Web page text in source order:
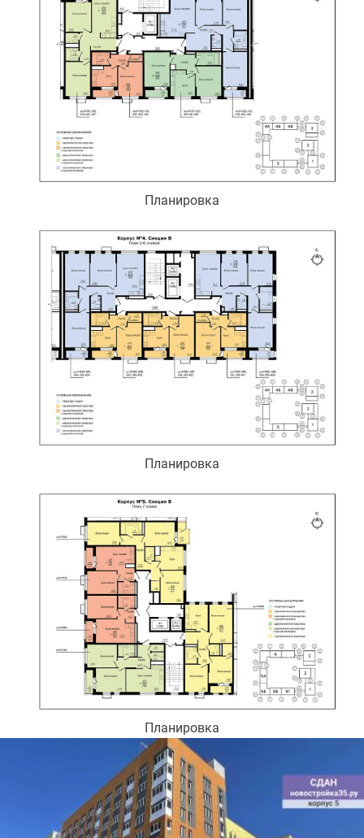
Планировка
Планировка
Планировка